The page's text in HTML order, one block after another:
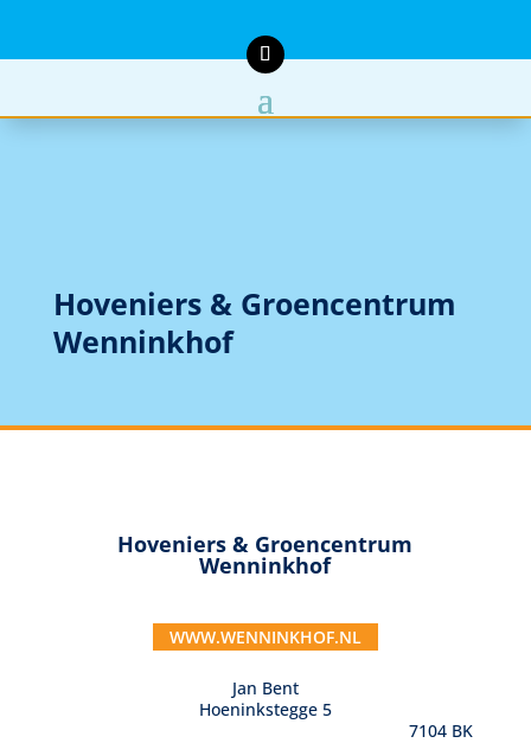
Hoveniers & Groencentrum
Wenninkhof
Hoveniers & Groencentrum
Wenninkhof
WWW.WENNINKHOF.NL
Jan Bent
Hoeninkstegge 5
7104 BK